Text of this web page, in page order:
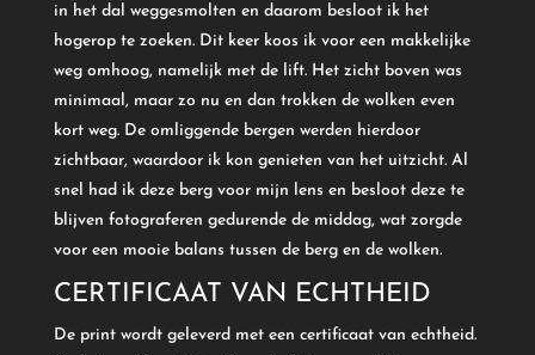
in het dal weggesmolten en daarom besloot ik het
hogerop te zoeken. Dit keer koos ik voor een makkelijke
weg omhoog, namelijk met de lift. Het zicht boven was
minimaal, maar zo nu en dan trokken de wolken even
kort weg. De omliggende bergen werden hierdoor
zichtbaar, waardoor ik kon genieten van het uitzicht. Al
snel had ik deze berg voor mijn lens en besloot deze te
blijven fotograferen gedurende de middag, wat zorgde
voor een mooie balans tussen de berg en de wolken.
CERTIFICAAT VAN ECHTHEID
De print wordt geleverd met een certificaat van echtheid.